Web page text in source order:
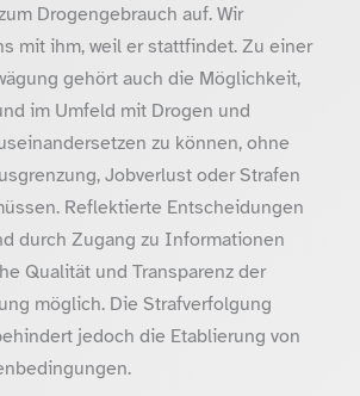
Drogengebrauch auf. Wir
mit ihm, weil er stattfindet. Zu einer
gehört auch die Möglichkeit,
im Umfeld mit Drogen und
zu können, ohne
Jobverlust oder Strafen
Reflektierte Entscheidungen
durch Zugang zu Informationen
Qualität und Transparenz der
möglich. Die Strafverfolgung
jedoch die Etablierung von